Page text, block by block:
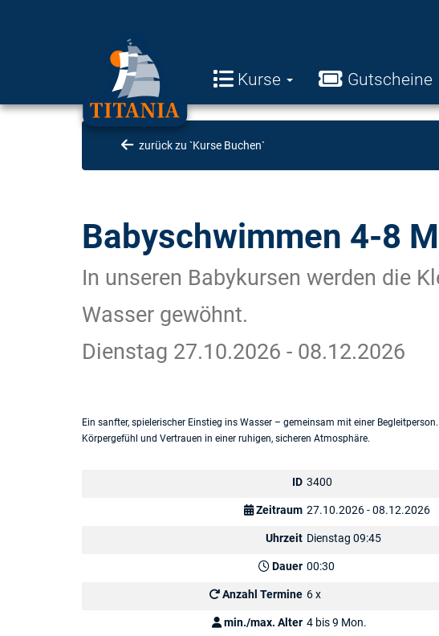
Kurse Gutscheine
zurück zu `Kurse Buchen`
Babyschwimmen 4-8
In unseren Babykursen werden die
Wasser gewöhnt.
Dienstag 27.10.2026 - 08.12.2026
Ein sanfter, spielerischer Einstieg ins Wasser – gemeinsam mit einer
Körpergefühl und Vertrauen in einer ruhigen, sicheren Atmosphäre.
ID 3400
Zeitraum 27.10.2026 - 08.12.2026
Uhrzeit Dienstag 09:45
Dauer 00:30
Anzahl Termine 6 x
min./max. Alter 4 bis 9 Mon.